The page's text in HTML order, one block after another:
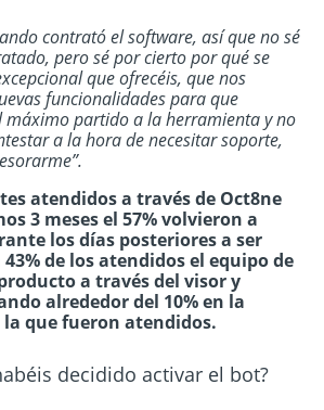
contrató el software, así que no sé
pero sé por cierto por qué se
que ofrecéis, que nos
funcionalidades para que
máximo partido a la herramienta y no
a la hora de necesitar soporte,
atendidos a través de Oct8ne
3 meses el 57% volvieron a
los días posteriores a ser
de los atendidos el equipo de
a través del visor y
alrededor del 10% en la
que fueron atendidos.
decidido activar el bot?